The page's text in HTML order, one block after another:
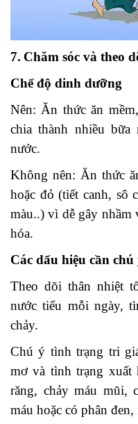
7. Chăm sóc và theo
Chế độ dinh dưỡng
Nên: Ăn thức ăn
chia thành nhiều bữa
nước.
Không nên: Ăn thức
hoặc đỏ (tiết canh, sô
màu..) vì dễ gây nhầm
hóa.
Các dấu hiệu cần
Theo dõi thân nhiệt
nước tiểu mỗi ngày,
chảy.
Chú ý tình trạng tri
mơ và tình trạng xuất
răng, chảy máu mũi,
máu hoặc có phân